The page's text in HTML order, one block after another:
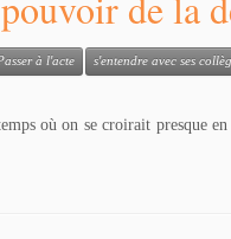
à l'acte s'entendre avec ses
croirait presque en été, les